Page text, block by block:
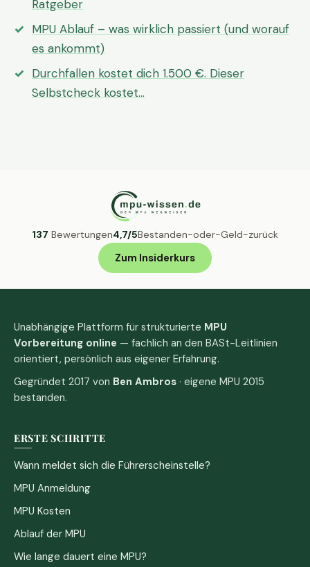
Ratgeber
MPU Ablauf – was wirklich passiert (und worauf
es ankommt)
Durchfallen kostet dich 1.500 €. Dieser
Selbstcheck kostet…
137 Bewertungen4,7/5Bestanden-oder-Geld-zurück
Zum Insiderkurs
Unabhängige Plattform für strukturierte MPU
Vorbereitung online — fachlich an den BASt-Leitlinien
orientiert, persönlich aus eigener Erfahrung.
Gegründet 2017 von Ben Ambros · eigene MPU 2015
bestanden.
ERSTE SCHRITTE
Wann meldet sich die Führerscheinstelle?
MPU Anmeldung
MPU Kosten
Ablauf der MPU
Wie lange dauert eine MPU?